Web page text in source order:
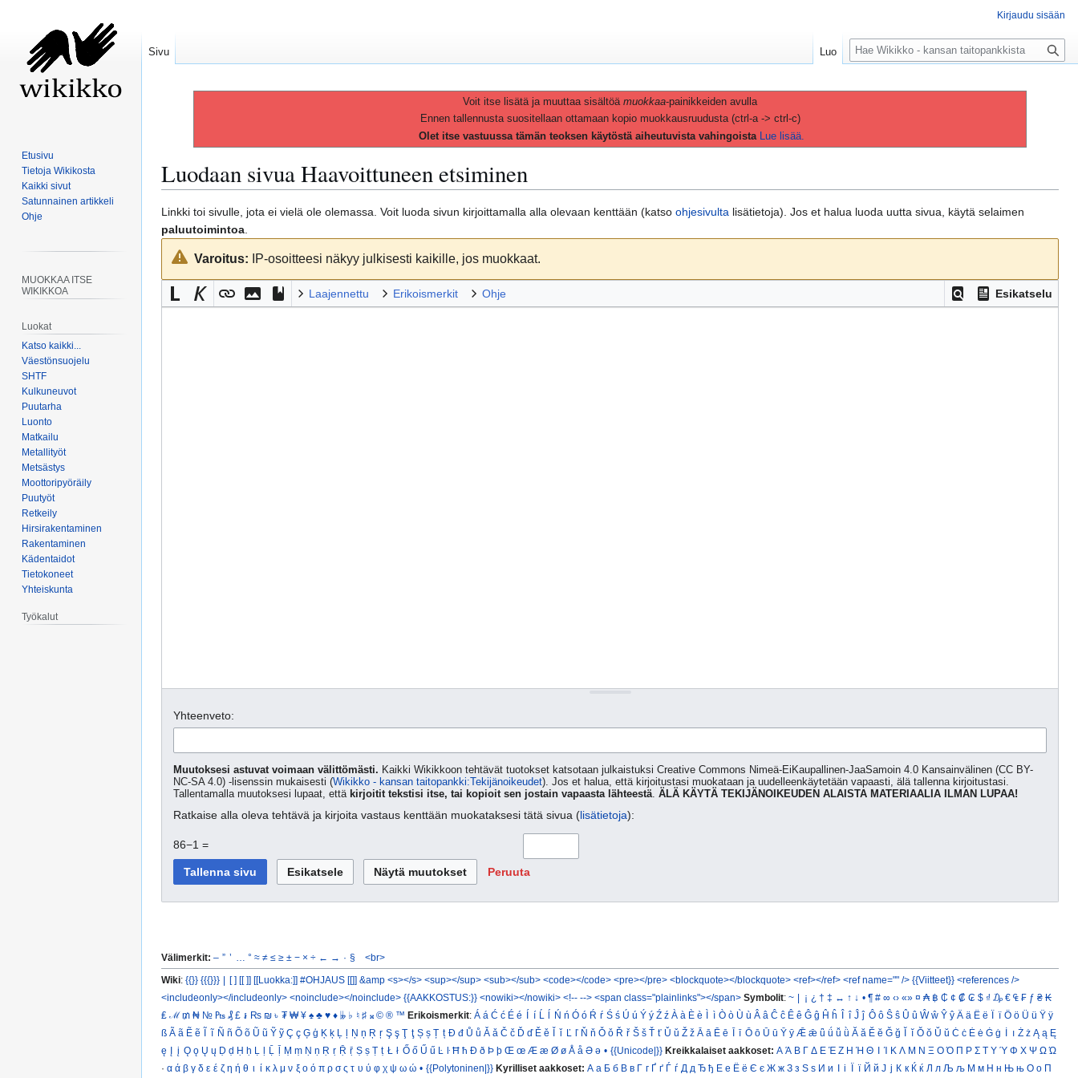
Voit itse lisätä ja muuttaa sisältöä muokkaa-painikkeiden avulla
Ennen tallennusta suositellaan ottamaan kopio muokkausruudusta (ctrl-a -> ctrl-c)
Olet itse vastuussa tämän teoksen käytöstä aiheutuvista vahingoista Lue lisää.
Luodaan sivuaHaavoittuneen etsiminen
Siirry
navigaatioon
Siirry
hakuun
Linkki toi sivulle, jota ei vielä ole olemassa. Voit luoda sivun kirjoittamalla alla olevaan kenttään (katso ohjesivulta lisätietoja). Jos et halua luoda uutta sivua, käytä selaimen
paluutoimintoa.
Varoitus: IP-osoitteesi näkyy julkisesti kaikille, jos muokkaat.
Esikatselu
Laajennettu Erikoismerkit Ohje
Yhteenveto:
Muutoksesi astuvat voimaan välittömästi. Kaikki Wikikkoon tehtävät tuotokset katsotaan julkaistuksi Creative Commons Nimeä-EiKaupallinen-JaaSamoin 4.0 Kansainvälinen (CC BY-
NC-SA 4.0) -lisenssin mukaisesti (Wikikko - kansan taitopankki:Tekijänoikeudet). Jos et halua, että kirjoitustasi muokataan ja uudelleenkäytetään vapaasti, älä tallenna kirjoitustasi.
Tallentamalla muutoksesi lupaat, että kirjoitit tekstisi itse, tai kopioit sen jostain vapaasta lähteestä. ÄLÄ KÄYTÄ TEKIJÄNOIKEUDEN ALAISTA MATERIAALIA ILMAN LUPAA!
Ratkaise alla oleva tehtävä ja kirjoita vastaus kenttään muokataksesi tätä sivua (lisätietoja):
86−1 =
Peruuta
Välimerkit: – ” ’ ° ≈ ≠ ≤ ≥ ± − × ÷ ← → · § <br>
Wiki: {{}} {{{}}} | [ ] [[ ]] [[Luokka:]] #OHJAUS [[]] &amp <s></s> <sup></sup> <sub></sub> <code></code> <pre></pre> <blockquote></blockquote> <ref></ref> <ref name="" /> {{Viitteet}} <references />
<includeonly></includeonly> <noinclude></noinclude> {{AAKKOSTUS:}} <nowiki></nowiki> <!-- --> <span class="plainlinks"></span> Symbolit: ~ | ¡ ¿ † ‡ ↔ ↑ ↓ • ¶ # ∞ ‹› «» ¤ ₳ ฿ ₵ ¢ ₡ ₢ $ ₫ ₯ € ₠ ₣ ƒ ₴ ₭
₤ ℳ ₥ ₦ № ₧ ₰ £ ៛ ₨ ₪ ৳ ₮ ₩ ¥ ♠ ♣ ♥ ♦ 𝄫 ♭ ♮ ♯ 𝄪 © ® ™ Erikoismerkit:Á á Ć ć É é Í í Ĺ ĺ Ń ń Ó ó Ŕ ŕ Ś ś Ú ú Ý ý Ź ź À à È è Ì ì Ò ò Ù ù Â â Ĉ ĉ Ê ê Ĝ ĝ Ĥ ĥ Î î Ĵ ĵ Ô ô Ŝ ŝ Û û Ŵ ŵ Ŷ ŷ Ä ä Ë ë Ï ï Ö ö Ü ü Ÿ ÿ
ß Ã ã Ẽ ẽ Ĩ ĩ Ñ ñ Õ õ Ũ ũ Ỹ ỹ Ç ç Ģ ģ Ķ ķ Ļ ļ Ņ ņ Ŗ ŗ Ş ş Ţ ţ Ș ș Ț ț Đ đ Ů ů Ǎ ǎ Č č Ď ď Ě ě Ǐ ǐ Ľ ľ Ň ň Ǒ ǒ Ř ř Š š Ť ť Ǔ ǔ Ž ž Ā ā Ē ē Ī ī Ō ō Ū ū Ȳ ȳ Ǣ ǣ ǖ ǘ ǚ ǜ Ă ă Ĕ ĕ Ğ ğ Ĭ ĭ Ŏ ŏ Ŭ ŭ Ċ ċ Ė ė Ġ ġ İ ı Ż ż Ą ą Ę
ę Į į Ǫ ǫ Ų ų Ḍ ḍ Ḥ ḥ Ḷ ḷ Ḹ ḹ Ṃ ṃ Ṇ ṇ Ṛ ṛ Ṝ ṝ Ṣ ṣ Ṭ ṭ Ł ł Ő ő Ű ű Ŀ ŀ Ħ ħ Ð ð Þ þ Œ œ Æ æ Ø ø Å å Ə ə • {{Unicode|}} Kreikkalaiset aakkoset: Α Ά Β Γ Δ Ε Έ Ζ Η Ή Θ Ι Ί Κ Λ Μ Ν Ξ Ο Ό Π Ρ Σ Τ Υ Ύ Φ Χ Ψ Ω Ώ
· α ά β γ δ ε έ ζ η ή θ ι ί κ λ μ ν ξ ο ό π ρ σ ς τ υ ύ φ χ ψ ω ώ • {{Polytoninen|}} Kyrilliset aakkoset: А а Б б В в Г г Ґ ґ Ѓ ѓ Д д Ђ ђ Е е Ё ё Є є Ж ж З з Ѕ ѕ И и І і Ї ї Й й Ј ј К к Ќ ќ Л л Љ љ М м Н н Њ њ О о П
Kirjaudu sisään
Sivu Luo
H
a
Etusivu
Tietoja Wikikosta
Kaikki sivut
Satunnainen artikkeli
Ohje
MUOKKAA ITSE
WIKIKKOA
Luokat
Katso kaikki...
Väestönsuojelu
SHTF
Kulkuneuvot
Puutarha
Luonto
Matkailu
Metallityöt
Metsästys
Moottoripyöräily
Puutyöt
Retkeily
Hirsirakentaminen
Rakentaminen
Kädentaidot
Tietokoneet
Yhteiskunta
Työkalut